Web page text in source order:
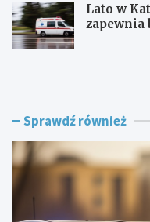
Lato w
zapewnia
P
j
w
R
a
c
O
s
i
v
a
l
Sprawdź również